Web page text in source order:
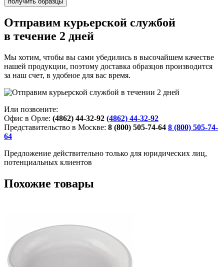
Отправим курьерской службой
в течение 2 дней
Мы хотим, чтобы вы сами убедились в высочайшем качестве
нашей продукции, поэтому доставка образцов производится
за наш счет, в удобное для вас время.
Или позвоните:
Офис в Орле: (4862) 44-32-92 (4862) 44-32-92
Представительство в Москве: 8 (800) 505-74-64 8 (800) 505-74-
64
Предложение действительно только для юридических лиц,
потенциальных клиентов
Похожие товары